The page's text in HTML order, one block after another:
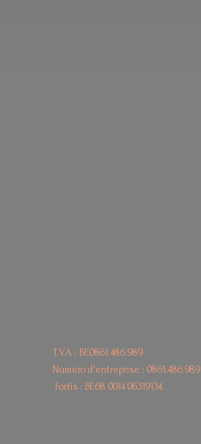
T.V.A : BE0861.486.989
Numéro d'entreprise : 0861.486.989
Fortis : BE680014 06319134.